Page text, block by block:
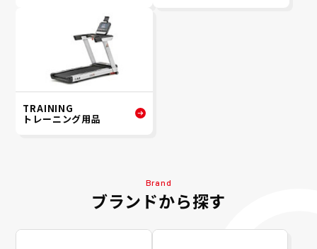
TRAINING
トレーニング用品
Brand
ブランドから探す